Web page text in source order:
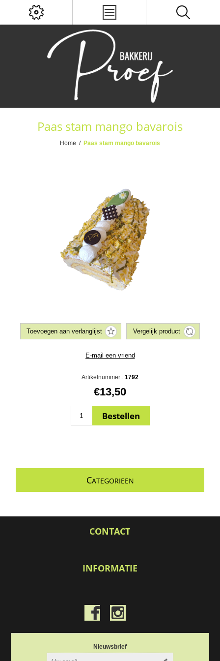
Paas stam mango bavarois
Home / Paas stam mango bavarois
Artikelnummer:: 1792
€13,50
CATEGORIEEN
CONTACT
INFORMATIE
Nieuwsbrief